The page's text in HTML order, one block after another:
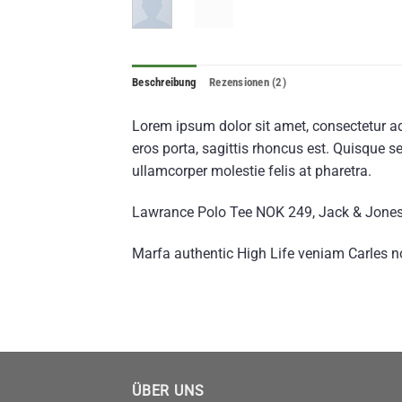
Beschreibung Rezensionen (2)
Lorem ipsum dolor sit amet, consectetur
eros porta, sagittis rhoncus est. Quisque
ullamcorper molestie felis at pharetra.
Lawrance Polo Tee NOK 249, Jack &
Marfa authentic High Life veniam Carles
ÜBER UNS